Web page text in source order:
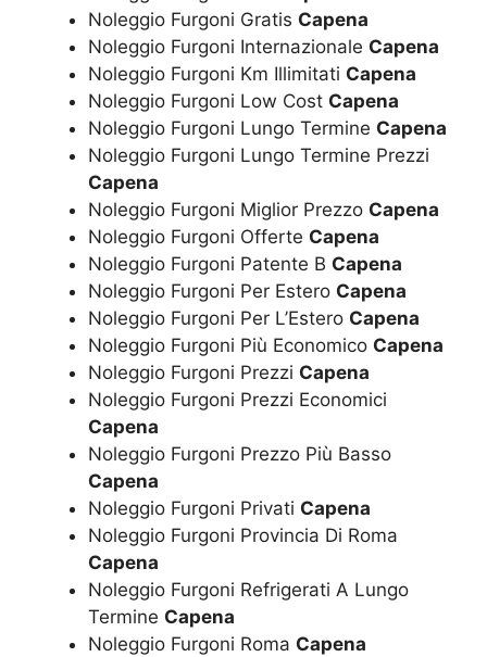
Noleggio Furgoni Gratis Capena
Noleggio Furgoni Internazionale Capena
Noleggio Furgoni Km Illimitati Capena
Noleggio Furgoni Low Cost Capena
Noleggio Furgoni Lungo Termine Capena
Noleggio Furgoni Lungo Termine Prezzi
Capena
Noleggio Furgoni Miglior Prezzo Capena
Noleggio Furgoni Offerte Capena
Noleggio Furgoni Patente B Capena
Noleggio Furgoni Per Estero Capena
Noleggio Furgoni Per L’Estero Capena
Noleggio Furgoni Più Economico Capena
Noleggio Furgoni Prezzi Capena
Noleggio Furgoni Prezzi Economici
Capena
Noleggio Furgoni Prezzo Più Basso
Capena
Noleggio Furgoni Privati Capena
Noleggio Furgoni Provincia Di Roma
Capena
Noleggio Furgoni Refrigerati A Lungo
Termine Capena
Noleggio Furgoni Roma Capena